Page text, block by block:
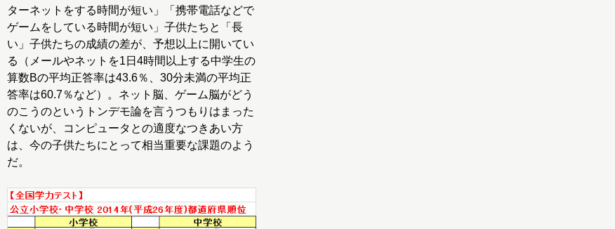
ターネットをする時間が短い」「携帯電話などで
ゲームをしている時間が短い」子供たちと「長
い」子供たちの成績の差が、予想以上に開いてい
る（メールやネットを1日4時間以上する中学生の
算数Bの平均正答率は43.6％、30分未満の平均正
答率は60.7％など）。ネット脳、ゲーム脳がどう
のこうのというトンデモ論を言うつもりはまった
くないが、コンピュータとの適度なつきあい方
は、今の子供たちにとって相当重要な課題のよう
だ。